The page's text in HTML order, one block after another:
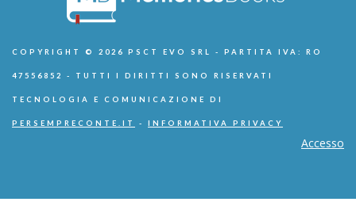
COPYRIGHT © 2026 PSCT EVO SRL - PARTITA IVA: RO
47556852 - TUTTI I DIRITTI SONO RISERVATI
TECNOLOGIA E COMUNICAZIONE DI
PERSEMPRECONTE.IT - INFORMATIVA PRIVACY
Accesso